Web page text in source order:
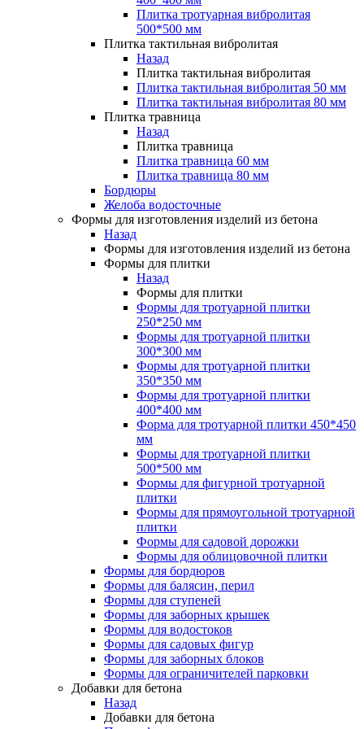
Крышки для столба
Комплекты для забора
Комплект для забора №1
Комплект для забора №1.1
Комплект для забора №2
Комплект для забора №3
Комплект для забора №4
Комплект для забора №5
Комплект для забора №6
Высокие грядки
Животноводство
Щелевые полы для свиноферм
Щелевые полы для ферм КРС
Придверные грязезащитные решетки
Фонтаны садово-парковые
Бордюры декоративные
Крышки для забора
Комплекты для забора
Комплект для забора №1
Комплект для забора №1.1
Комплект для забора №2
Комплект для забора №3
Комплект для забора №4
Комплект для забора №5
Комплект для забора №6
Щелевые полы для свиноферм
Щелевые полы для ферм КРС
Придверные грязезащитные решетки
Плитка тротуарная вибролитая
500*500 мм
Плитка тактильная вибролитая
Назад
Плитка тактильная вибролитая
Плитка тактильная вибролитая 50 мм
Плитка тактильная вибролитая 80 мм
Плитка травница
Назад
Плитка травница
Плитка травница 60 мм
Плитка травница 80 мм
Бордюры
Желоба водосточные
Формы для изготовления изделий из бетона
Назад
Формы для изготовления изделий из бетона
Формы для плитки
Назад
Формы для плитки
Формы для тротуарной плитки
250*250 мм
Формы для тротуарной плитки
300*300 мм
Формы для тротуарной плитки
350*350 мм
Формы для тротуарной плитки
400*400 мм
Форма для тротуарной плитки 450*450
мм
Формы для тротуарной плитки
500*500 мм
Формы для фигурной тротуарной
плитки
Формы для прямоугольной тротуарной
плитки
Формы для садовой дорожки
Формы для облицовочной плитки
Формы для бордюров
Формы для балясин, перил
Формы для ступеней
Формы для заборных крышек
Формы для водостоков
Формы для садовых фигур
Формы для заборных блоков
Формы для ограничителей парковки
Добавки для бетона
Назад
Добавки для бетона